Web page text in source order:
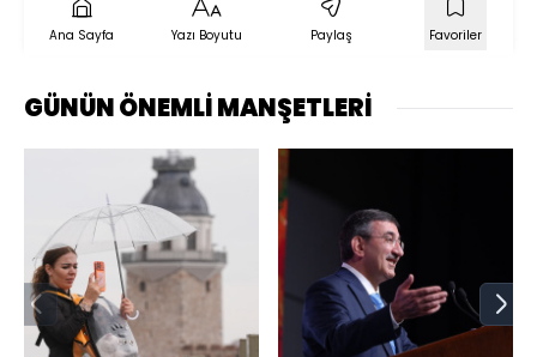
Ana Sayfa Yazı Boyutu Paylaş Favoriler
GÜNÜN ÖNEMLİ MANŞETLERİ